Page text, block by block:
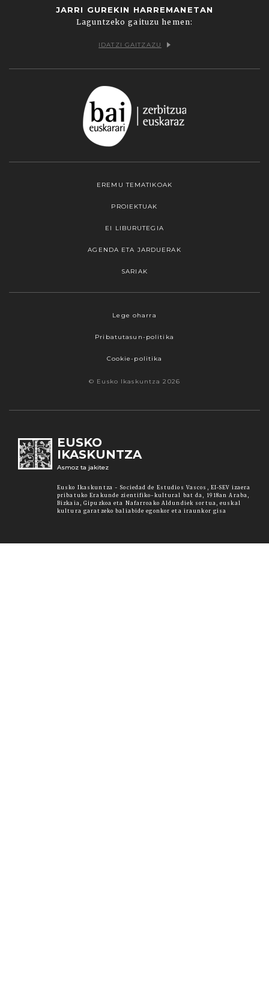
JARRI GUREKIN HARREMANETAN
Laguntzeko gaituzu hemen:
IDATZI GAITZAZU
EREMU TEMATIKOAK
PROIEKTUAK
EI LIBURUTEGIA
AGENDA ETA JARDUERAK
SARIAK
Lege oharra
Pribatutasun-politika
Cookie-politika
© Eusko Ikaskuntza 2026
EUSKO
IKASKUNTZA
Asmoz ta jakitez
Eusko Ikaskuntza - Sociedad de Estudios Vascos, EI-SEV izaera
pribatuko Erakunde zientifiko-kultural bat da, 1918an Araba,
Bizkaia, Gipuzkoa eta Nafarroako Aldundiek sortua, euskal
kultura garatzeko baliabide egonkor eta iraunkor gisa